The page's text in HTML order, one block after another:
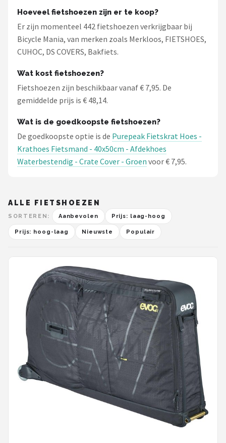
Hoeveel fietshoezen zijn er te koop?
Er zijn momenteel 442 fietshoezen verkrijgbaar bij
Bicycle Mania, van merken zoals Merkloos, FIETSHOES,
CUHOC, DS COVERS, Bakfiets.
Wat kost fietshoezen?
Fietshoezen zijn beschikbaar vanaf € 7,95. De
gemiddelde prijs is € 48,14.
Wat is de goedkoopste fietshoezen?
De goedkoopste optie is de Purepeak Fietskrat Hoes -
Krathoes Fietsmand - 40x50cm - Afdekhoes
Waterbestendig - Crate Cover - Groen voor € 7,95.
ALLE FIETSHOEZEN
SORTEREN: Aanbevolen Prijs: laag-hoog
Prijs: hoog-laag Nieuwste Populair